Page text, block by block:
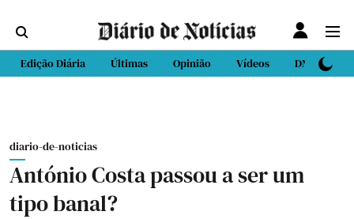
Edição Diária Últimas Opinião Vídeos DN Sport
diario-de-noticias
António Costa passou a ser um
tipo banal?